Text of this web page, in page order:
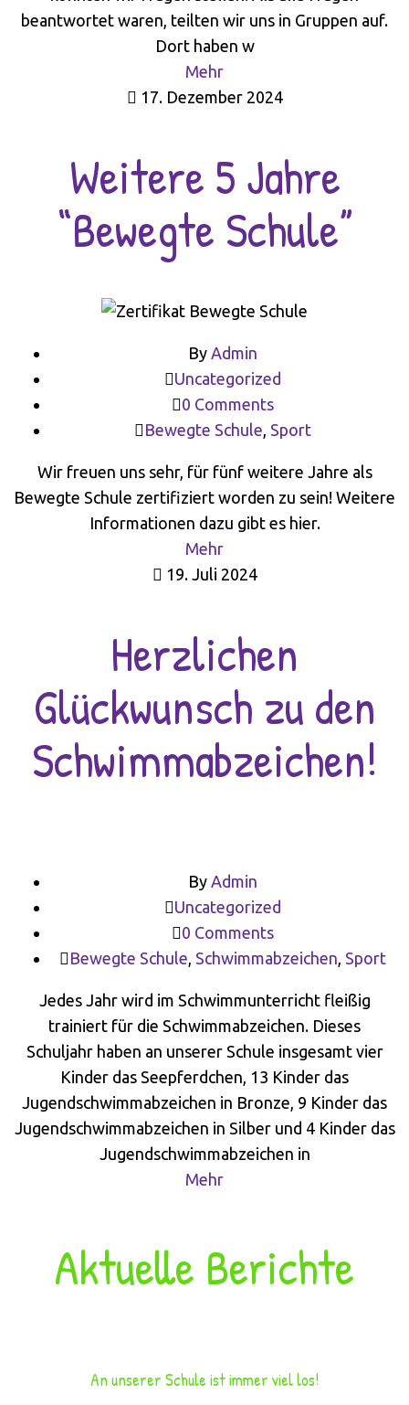
beantwortet waren, teilten wir uns in Gruppen auf.
Dort haben w
Mehr
17. Dezember 2024
Weitere 5 Jahre
“Bewegte Schule”
By Admin
Uncategorized
0 Comments
Bewegte Schule, Sport
Wir freuen uns sehr, für fünf weitere Jahre als
Bewegte Schule zertifiziert worden zu sein! Weitere
Informationen dazu gibt es hier.
Mehr
19. Juli 2024
Herzlichen
Glückwunsch zu den
Schwimmabzeichen!
By Admin
Uncategorized
0 Comments
Bewegte Schule, Schwimmabzeichen, Sport
Jedes Jahr wird im Schwimmunterricht fleißig
trainiert für die Schwimmabzeichen. Dieses
Schuljahr haben an unserer Schule insgesamt vier
Kinder das Seepferdchen, 13 Kinder das
Jugendschwimmabzeichen in Bronze, 9 Kinder das
Jugendschwimmabzeichen in Silber und 4 Kinder das
Jugendschwimmabzeichen in
Mehr
Aktuelle Berichte
An unserer Schule ist immer viel los!